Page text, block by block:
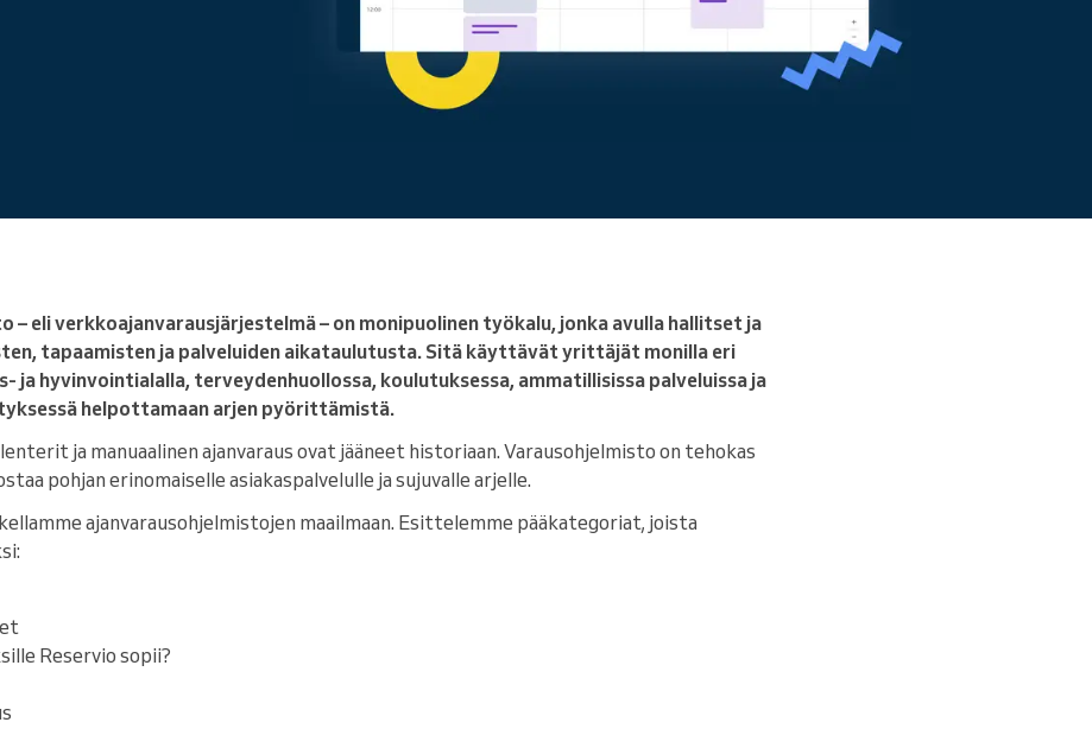
– eli verkkoajanvarausjärjestelmä – on monipuolinen työkalu, jonka avulla hallitset ja
tapaamisten ja palveluiden aikataulutusta. Sitä käyttävät yrittäjät monilla eri
ja hyvinvointialalla, terveydenhuollossa, koulutuksessa, ammatillisissa palveluissa ja
helpottamaan arjen pyörittämistä.
ja manuaalinen ajanvaraus ovat jääneet historiaan. Varausohjelmisto on tehokas
pohjan erinomaiselle asiakaspalvelulle ja sujuvalle arjelle.
ajanvarausohjelmistojen maailmaan. Esittelemme pääkategoriat, joista
Reservio sopii?